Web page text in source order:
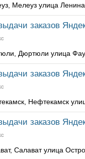
Мелеуз улица
заказов
Дюртюли улица
заказов
Нефтекамск
заказов
Салават улица